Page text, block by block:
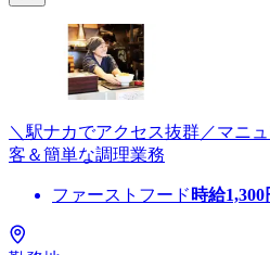
＼駅ナカでアクセス抜群／マニ
客＆簡単な調理業務
ファーストフード 時給1,300